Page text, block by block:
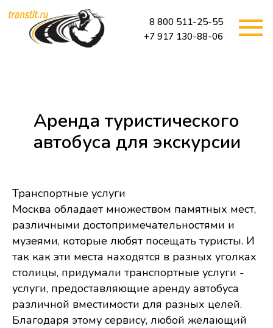
+7 917 130-88-06
Аренда туристического
автобуса для экскурсии
Транспортные услуги
Москва обладает множеством памятных мест,
различными достопримечательностями и
музеями, которые любят посещать туристы. И
так как эти места находятся в разных уголках
столицы, придумали транспортные услуги -
услуги, предоставляющие аренду автобуса
различной вместимости для разных целей.
Благодаря этому сервису, любой желающий